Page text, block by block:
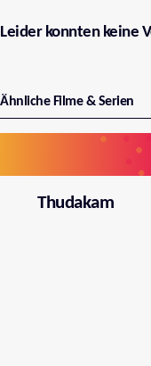
Leider konnten keine
Ähnliche Filme & Serien
Thudakam